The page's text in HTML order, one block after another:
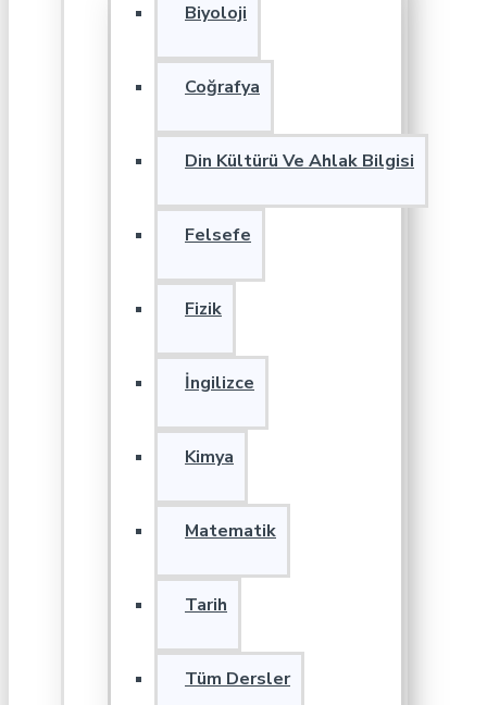
Biyoloji
Coğrafya
Din Kültürü Ve Ahlak Bilgisi
Felsefe
Fizik
İngilizce
Kimya
Matematik
Tarih
Tüm Dersler